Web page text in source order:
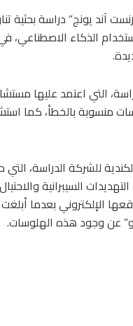
آند يونج” دراسة
الذكاء
التي اعتمد عليها
منسوبة بالخطأ، كما
للشركة الدراسة،
السيبرانية
الإلكتروني بعدما
عن وجود هذه الهلوسات.